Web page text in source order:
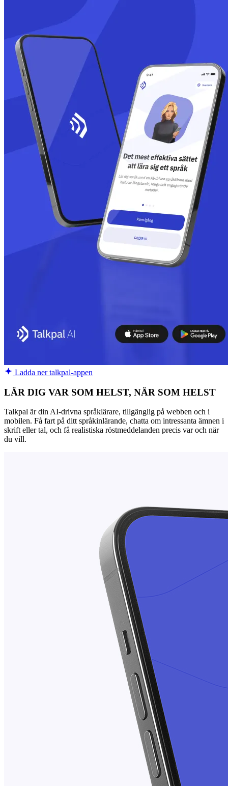
Ladda ner talkpal-appen
LÄR DIG VAR SOM HELST, NÄR SOM HELST
Talkpal är din AI-drivna språklärare, tillgänglig på webben och i
mobilen. Få fart på ditt språkinlärande, chatta om intressanta ämnen i
skrift eller tal, och få realistiska röstmeddelanden precis var och när
du vill.